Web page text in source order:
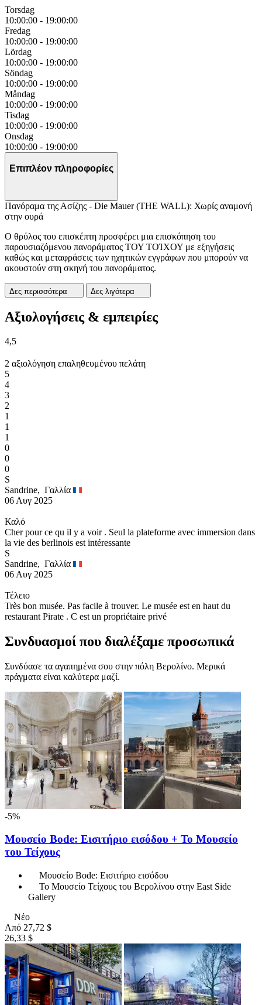
Torsdag
10:00:00 - 19:00:00
Fredag
10:00:00 - 19:00:00
Lördag
10:00:00 - 19:00:00
Söndag
10:00:00 - 19:00:00
Måndag
10:00:00 - 19:00:00
Tisdag
10:00:00 - 19:00:00
Onsdag
10:00:00 - 19:00:00
Επιπλέον πληροφορίες
Πανόραμα της Ασίζης - Die Mauer (THE WALL): Χωρίς αναμονή
στην ουρά
Ο θρύλος του επισκέπτη προσφέρει μια επισκόπηση του
παρουσιαζόμενου πανοράματος ΤΟΥ ΤΟΊΧΟΥ με εξηγήσεις
καθώς και μεταφράσεις των ηχητικών εγγράφων που μπορούν να
ακουστούν στη σκηνή του πανοράματος.
Δες περισσότερα Δες λιγότερα
Αξιολογήσεις & εμπειρίες
4,5
2 αξιολόγηση επαληθευμένου πελάτη
5
4
3
2
1
1
1
0
0
0
S
Sandrine, Γαλλία
06 Αυγ 2025
Καλό
Cher pour ce qu il y a voir . Seul la plateforme avec immersion dans
la vie des berlinois est intéressante
S
Sandrine, Γαλλία
06 Αυγ 2025
Τέλειο
Très bon musée. Pas facile à trouver. Le musée est en haut du
restaurant Pirate . C est un propriétaire privé
Συνδυασμοί που διαλέξαμε προσωπικά
Συνδύασε τα αγαπημένα σου στην πόλη Βερολίνο. Μερικά
πράγματα είναι καλύτερα μαζί.
-5%
Μουσείο Bode: Εισιτήριο εισόδου + Το Μουσείο
του Τείχους
Μουσείο Bode: Εισιτήριο εισόδου
Το Μουσείο Τείχους του Βερολίνου στην East Side
Gallery
Νέο
Από 27,72 $
26,33 $